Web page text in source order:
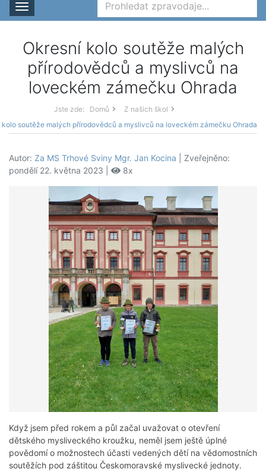
Rozbalit nabídku
Okresní kolo soutěže malých
přírodovědců a myslivců na
loveckém zámečku Ohrada
Jste zde: Domů
Z našich škol
kolo soutěže malých přírodovědců a myslivců na loveckém zámečku Ohrada
Autor: Za MS Trhové Sviny Mgr. Jan Kocina | Zveřejněno:
pondělí 22. května 2023 |
8x
Když jsem před rokem a půl začal uvažovat o otevření
dětského mysliveckého kroužku, neměl jsem ještě úplné
povědomí o možnostech účasti vedených dětí na vědomostních
soutěžích pod záštitou Českomoravské myslivecké jednoty.